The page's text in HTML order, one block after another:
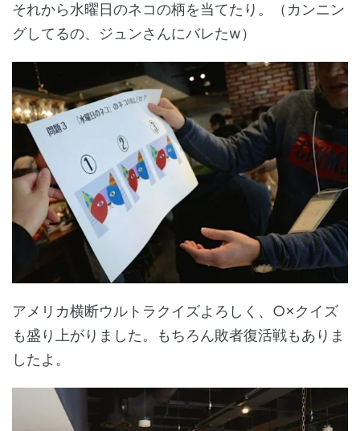
それから水曜日のネコの柄を当てたり。（カンニン
グしてるの、ジュンさんにバレたw）
アメリカ横断ウルトラクイズよろしく、○×クイズ
も盛り上がりました。もちろん敗者復活戦もありま
したよ。